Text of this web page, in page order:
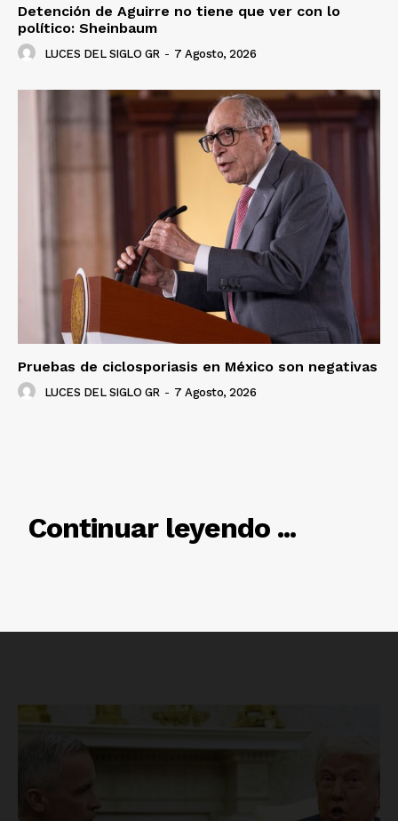
Detención de Aguirre no tiene que ver con lo
político: Sheinbaum
LUCES DEL SIGLO GR - 7 Agosto, 2026
Pruebas de ciclosporiasis en México son negativas
LUCES DEL SIGLO GR - 7 Agosto, 2026
Continuar leyendo ...
RELACIONADO